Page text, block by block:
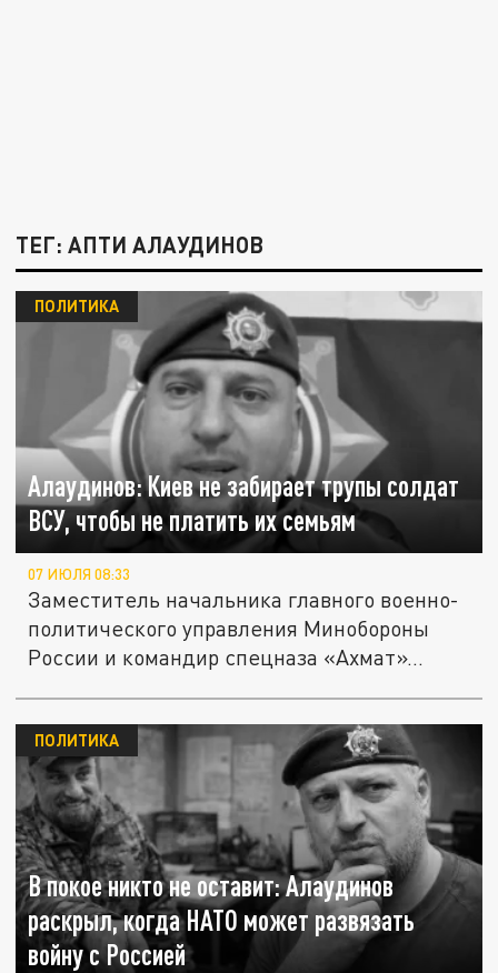
ТЕГ: АПТИ АЛАУДИНОВ
Алаудинов: Киев не забирает трупы солдат
ВСУ, чтобы не платить их семьям
ПОЛИТИКА
07 ИЮЛЯ 08:33
Заместитель начальника главного военно-
политического управления Минобороны
России и командир спецназа «Ахмат»...
В покое никто не оставит: Алаудинов
раскрыл, когда НАТО может развязать
войну с Россией
ПОЛИТИКА